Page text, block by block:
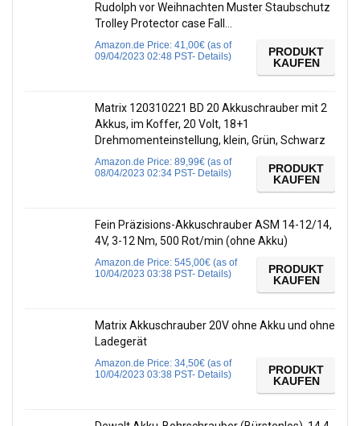
Rudolph vor Weihnachten Muster Staubschutz
Trolley Protector case Fall…
Amazon.de Price: 41,00€ (as of
09/04/2023 02:48 PST- Details)
PRODUKT
KAUFEN
Matrix 120310221 BD 20 Akkuschrauber mit 2
Akkus, im Koffer, 20 Volt, 18+1
Drehmomenteinstellung, klein, Grün, Schwarz
Amazon.de Price: 89,99€ (as of
08/04/2023 02:34 PST- Details)
PRODUKT
KAUFEN
Fein Präzisions-Akkuschrauber ASM 14-12/14,
4V, 3-12 Nm, 500 Rot/min (ohne Akku)
Amazon.de Price: 545,00€ (as of
10/04/2023 03:38 PST- Details)
PRODUKT
KAUFEN
Matrix Akkuschrauber 20V ohne Akku und ohne
Ladegerät
Amazon.de Price: 34,50€ (as of
10/04/2023 03:38 PST- Details)
PRODUKT
KAUFEN